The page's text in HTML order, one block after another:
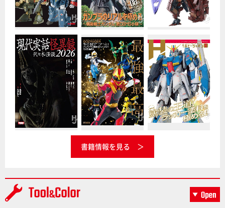
書籍情報を見る